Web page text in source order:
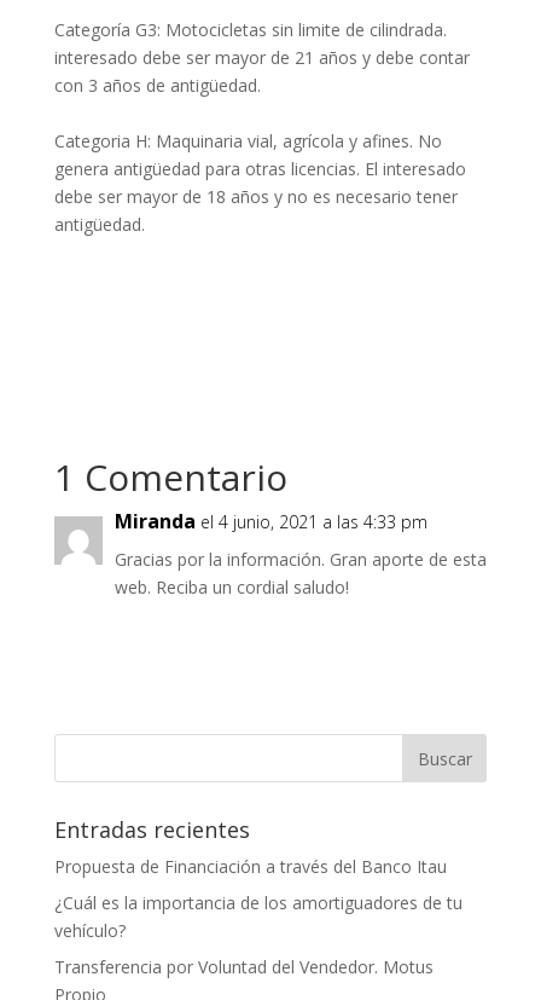
Categoría G3: Motocicletas sin limite de cilindrada.
interesado debe ser mayor de 21 años y debe contar
con 3 años de antigüedad.
Categoria H: Maquinaria vial, agrícola y afines. No
genera antigüedad para otras licencias. El interesado
debe ser mayor de 18 años y no es necesario tener
antigüedad.
1 Comentario
Miranda el 4 junio, 2021 a las 4:33 pm
Gracias por la información. Gran aporte de esta
web. Reciba un cordial saludo!
Entradas recientes
Propuesta de Financiación a través del Banco Itau
¿Cuál es la importancia de los amortiguadores de tu
vehículo?
Transferencia por Voluntad del Vendedor. Motus
Propio